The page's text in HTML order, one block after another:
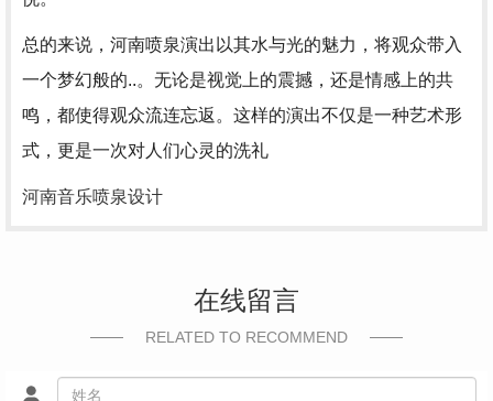
总的来说，河南喷泉演出以其水与光的魅力，将观众带入
一个梦幻般的..。无论是视觉上的震撼，还是情感上的共
鸣，都使得观众流连忘返。这样的演出不仅是一种艺术形
式，更是一次对人们心灵的洗礼
河南音乐喷泉设计
在线留言
RELATED TO RECOMMEND